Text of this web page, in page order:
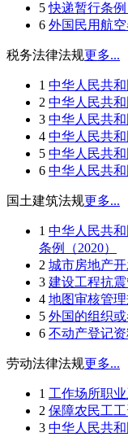
5 快递暂行条例
6 外国民用航
税务法律法规更多...
1 中华人民共和
2 中华人民共和
3 中华人民共
4 中华人民共和
5 中华人民共和
6 中华人民共和
国土建筑法规更多...
1 中华人民共
条例（2020）
2 城市房地产开
3 建设工程抗
4 地图审核管
5 外国的组织或
6 不动产登记资
劳动法律法规更多...
1 工作场所职
2 保障农民工
3 中华人民共和